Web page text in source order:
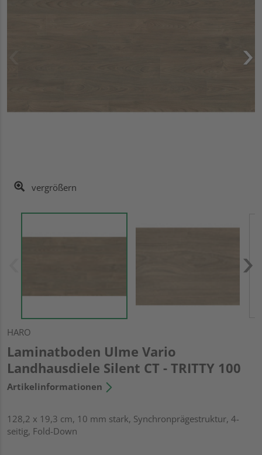
vergrößern
HARO
Laminatboden Ulme Vario
Landhausdiele Silent CT - TRITTY 100
Artikelinformationen
128,2 x 19,3 cm, 10 mm stark, Synchronprägestruktur, 4-
seitig, Fold-Down